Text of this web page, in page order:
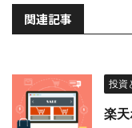
関連記事
投資
楽